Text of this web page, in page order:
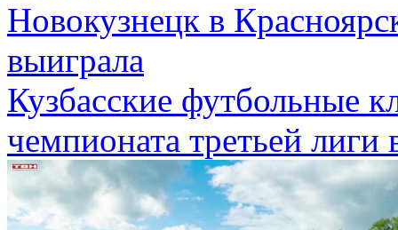
Новокузнецк в
выиграла
Кузбасские футбольные
чемпионата третьей лиги